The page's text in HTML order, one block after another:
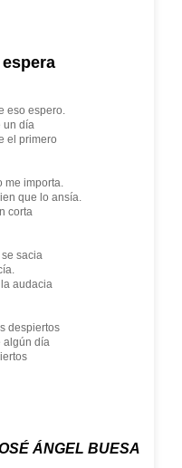
eso espero.
un día
el primero
me importa.
que lo ansía.
corta
sacia
audacia
despiertos
algún día
ÁNGEL BUESA